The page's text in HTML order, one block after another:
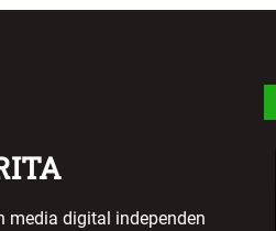
media digital independen